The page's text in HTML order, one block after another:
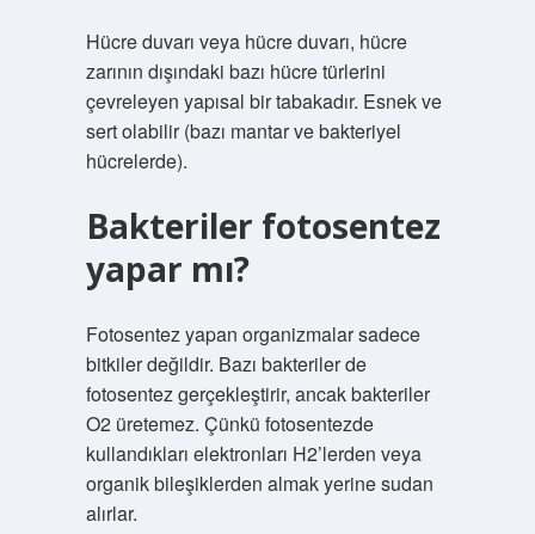
Hücre duvarı veya hücre duvarı, hücre
zarının dışındaki bazı hücre türlerini
çevreleyen yapısal bir tabakadır. Esnek ve
sert olabilir (bazı mantar ve bakteriyel
hücrelerde).
Bakteriler fotosentez
yapar mı?
Fotosentez yapan organizmalar sadece
bitkiler değildir. Bazı bakteriler de
fotosentez gerçekleştirir, ancak bakteriler
O2 üretemez. Çünkü fotosentezde
kullandıkları elektronları H2’lerden veya
organik bileşiklerden almak yerine sudan
alırlar.